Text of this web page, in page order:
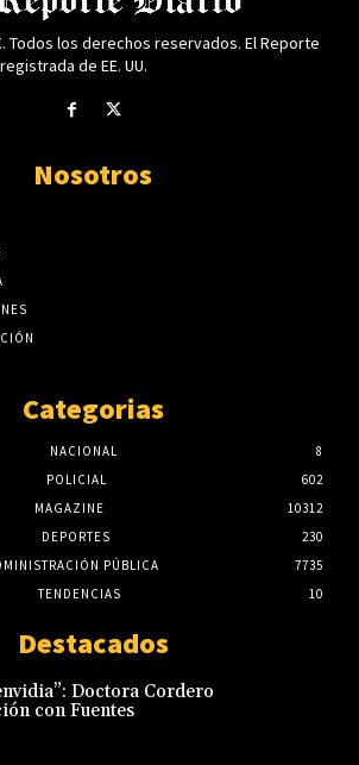
Todos los derechos reservados. El Reporte
de EE. UU.
Nosotros
Categorias
NACIONAL
8
POLICIAL
602
MAGAZINE
10312
DEPORTES
230
PÚBLICA
7735
TENDENCIAS
10
Destacados
Doctora Cordero
con Fuentes